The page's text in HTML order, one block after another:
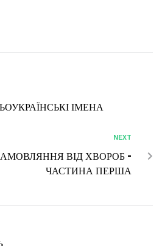
ІМЕНА
NEXT
ВІД ХВОРОБ –
ЧАСТИНА ПЕРША